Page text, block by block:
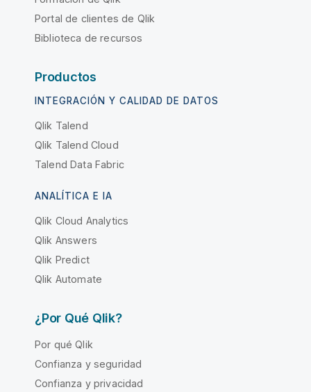
Portal de clientes de Qlik
Biblioteca de recursos
Productos
INTEGRACIÓN Y CALIDAD DE DATOS
Qlik Talend
Qlik Talend Cloud
Talend Data Fabric
ANALÍTICA E IA
Qlik Cloud Analytics
Qlik Answers
Qlik Predict
Qlik Automate
¿Por Qué Qlik?
Por qué Qlik
Confianza y seguridad
Confianza y privacidad